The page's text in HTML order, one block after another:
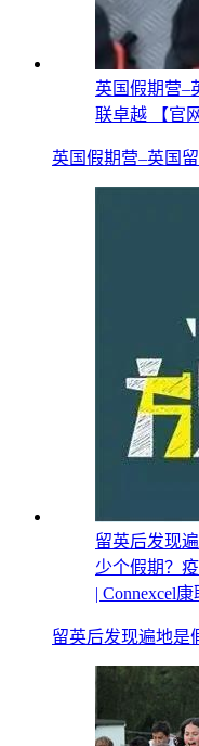
英国假期营–
联卓越 【官网
英国假期营–英国
留英后发现
少个假期？
| Connexcel
留英后发现遍地是